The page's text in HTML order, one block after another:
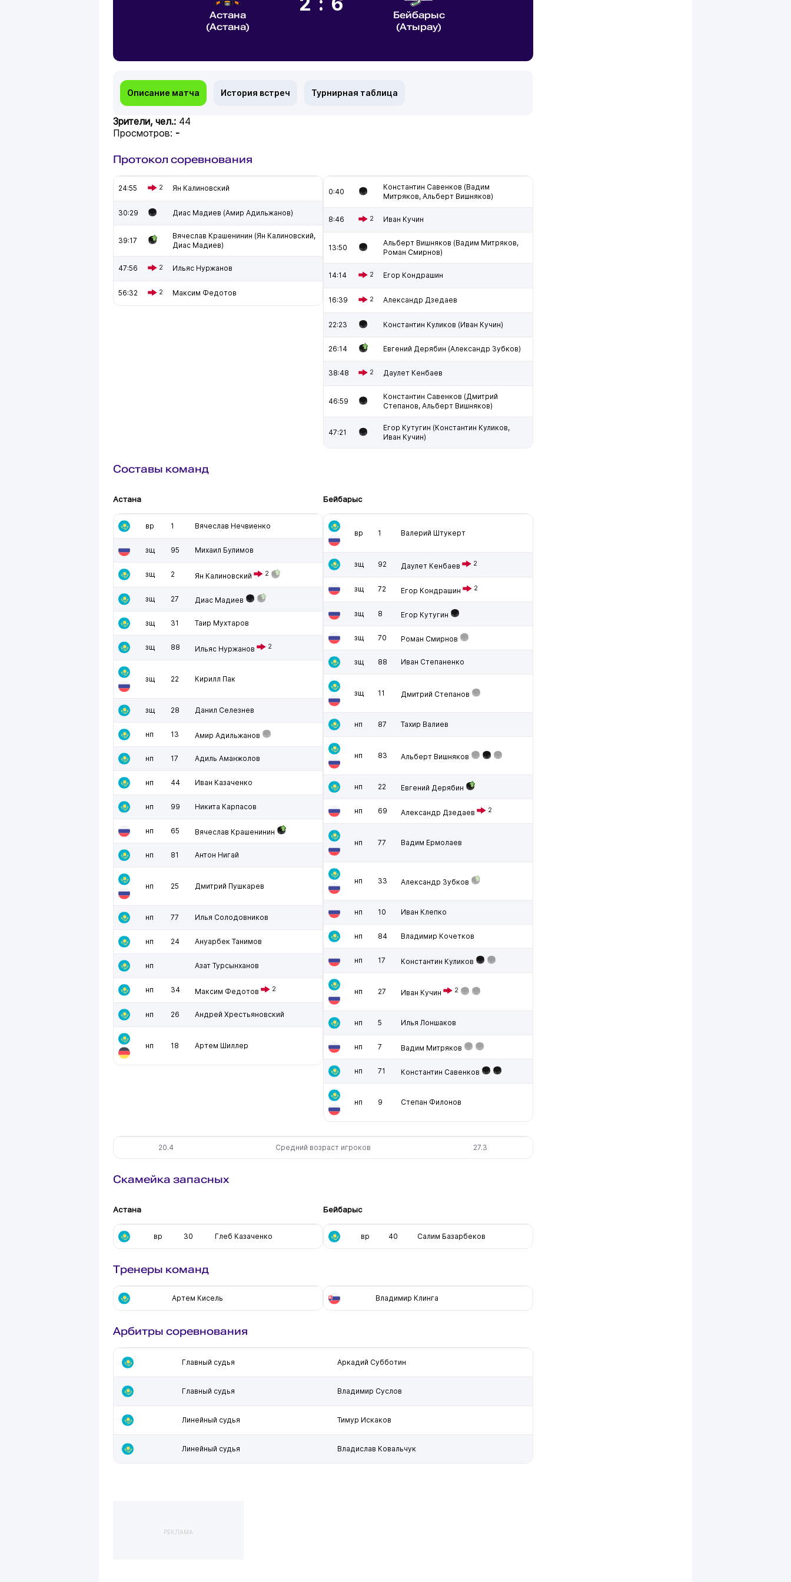
Астана
(Астана)
Бейбарыс
(Атырау)
Описание матча История встреч Турнирная таблица
Зрители, чел.: 44
Просмотров: -
Протокол соревнования
24:55 2 Ян Калиновский
30:29 Диас Мадиев (Амир Адильжанов)
39:17
Вячеслав Крашенинин (Ян Калиновский,
Диас Мадиев)
47:56 2 Ильяс Нуржанов
56:32 2 Максим Федотов
0:40
Константин Савенков (Вадим
Митряков, Альберт Вишняков)
8:46 2 Иван Кучин
13:50
Альберт Вишняков (Вадим Митряков,
Роман Смирнов)
14:14 2 Егор Кондрашин
16:39 2 Александр Дзедаев
22:23 Константин Куликов (Иван Кучин)
26:14 Евгений Дерябин (Александр Зубков)
38:48 2 Даулет Кенбаев
46:59
Константин Савенков (Дмитрий
Степанов, Альберт Вишняков)
47:21
Егор Кутугин (Константин Куликов,
Иван Кучин)
Составы команд
Астана
вр 1 Вячеслав Нечвиенко
зщ 95 Михаил Булимов
зщ 2 Ян Калиновский 2
зщ 27 Диас Мадиев
зщ 31 Таир Мухтаров
зщ 88 Ильяс Нуржанов 2
зщ 22 Кирилл Пак
зщ 28 Данил Селезнев
нп 13 Амир Адильжанов
нп 17 Адиль Аманжолов
нп 44 Иван Казаченко
нп 99 Никита Карпасов
нп 65 Вячеслав Крашенинин
нп 81 Антон Нигай
нп 25 Дмитрий Пушкарев
нп 77 Илья Солодовников
нп 24 Ануарбек Танимов
нп Азат Турсынханов
нп 34 Максим Федотов 2
нп 26 Андрей Хрестьяновский
нп 18 Артем Шиллер
Бейбарыс
вр 1 Валерий Штукерт
зщ 92 Даулет Кенбаев 2
зщ 72 Егор Кондрашин 2
зщ 8 Егор Кутугин
зщ 70 Роман Смирнов
зщ 88 Иван Степаненко
зщ 11 Дмитрий Степанов
нп 87 Тахир Валиев
нп 83 Альберт Вишняков
нп 22 Евгений Дерябин
нп 69 Александр Дзедаев 2
нп 77 Вадим Ермолаев
нп 33 Александр Зубков
нп 10 Иван Клепко
нп 84 Владимир Кочетков
нп 17 Константин Куликов
нп 27 Иван Кучин 2
нп 5 Илья Лоншаков
нп 7 Вадим Митряков
нп 71 Константин Савенков
нп 9 Степан Филонов
20.4 Средний возраст игроков 27.3
Скамейка запасных
Астана
вр 30 Глеб Казаченко
Бейбарыс
вр 40 Салим Базарбеков
Тренеры команд
Артем Кисель Владимир Клинга
Арбитры соревнования
Главный судья Аркадий Субботин
Главный судья Владимир Суслов
Линейный судья Тимур Искаков
Линейный судья Владислав Ковальчук
РЕКЛАМА